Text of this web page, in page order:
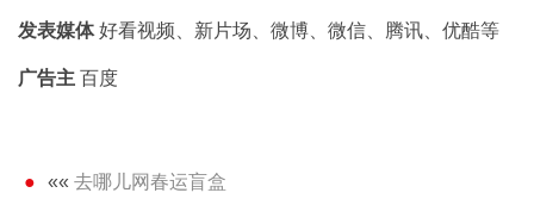
发表媒体好看视频、新片场、微博、微信、腾讯、优酷等
广告主 百度
«« 去哪儿网春运盲盒